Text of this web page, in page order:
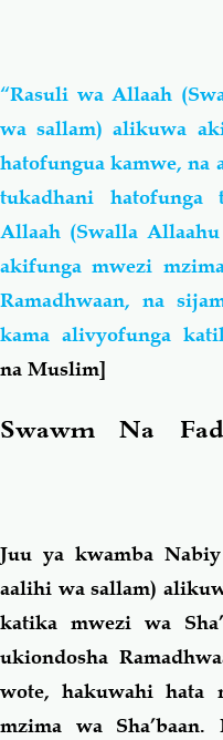
“Rasuli wa Allaah
wa sallam) alikuwa
hatofungua kamwe, na
tukadhani hatofunga
Allaah (Swalla
akifunga mwezi
Ramadhwaan, na
kama alivyofunga
na Muslim]
Swawm Na
Juu ya kwamba
aalihi wa sallam)
katika mwezi wa
ukiondosha
wote, hakuwahi hata
mzima wa